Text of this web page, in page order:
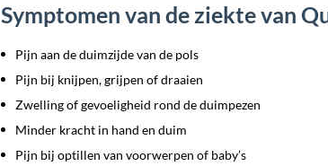
Symptomen van de ziekte van
Pijn aan de duimzijde van de pols
Pijn bij knijpen, grijpen of draaien
Zwelling of gevoeligheid rond de duimpezen
Minder kracht in hand en duim
Pijn bij optillen van voorwerpen of baby’s